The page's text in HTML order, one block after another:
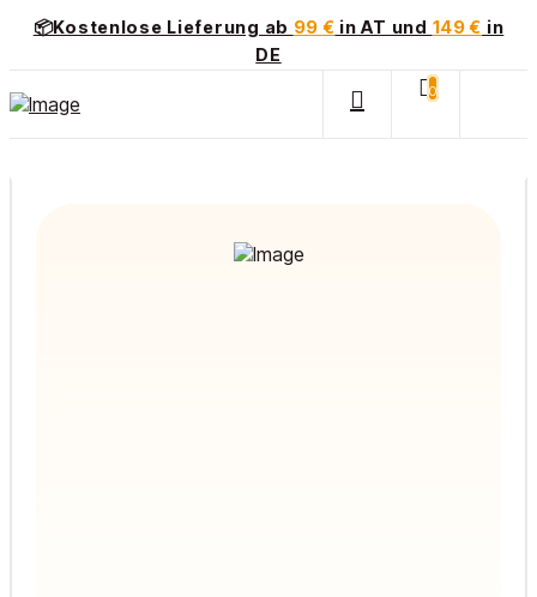
📦Kostenlose Lieferung ab 99 € in AT und 149 € in
DE
0